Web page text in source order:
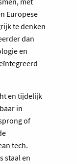
Europese
te denken
dan
en
en tijdelijk
in
of
tech.
staal en